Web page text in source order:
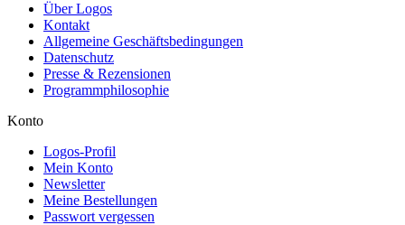
Über Logos
Kontakt
Allgemeine Geschäftsbedingungen
Datenschutz
Presse & Rezensionen
Programmphilosophie
Konto
Logos-Profil
Mein Konto
Newsletter
Meine Bestellungen
Passwort vergessen